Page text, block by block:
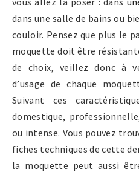
dans une salle de bains ou
couloir. Pensez que plus le
moquette doit être
de choix, veillez donc à
d’usage de chaque
Suivant ces
domestique,
ou intense. Vous pouvez
fiches techniques de cette
la moquette peut aussi